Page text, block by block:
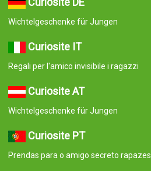
Wichtelgeschenke für Jungen
Curiosite IT
Regali per l'amico invisibile i ragazzi
Curiosite AT
Wichtelgeschenke für Jungen
Curiosite PT
Prendas para o amigo secreto rapazes